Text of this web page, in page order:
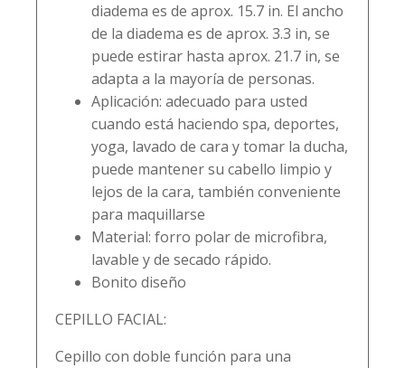
diadema es de aprox. 15.7 in. El ancho
de la diadema es de aprox. 3.3 in, se
puede estirar hasta aprox. 21.7 in, se
adapta a la mayoría de personas.
Aplicación: adecuado para usted
cuando está haciendo spa, deportes,
yoga, lavado de cara y tomar la ducha,
puede mantener su cabello limpio y
lejos de la cara, también conveniente
para maquillarse
Material: forro polar de microfibra,
lavable y de secado rápido.
Bonito diseño
CEPILLO FACIAL:
Cepillo con doble función para una